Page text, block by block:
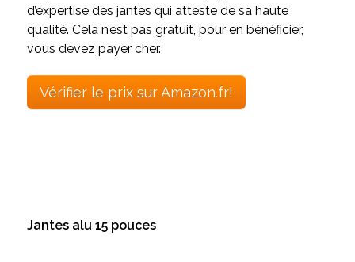
d’expertise des jantes qui atteste de sa haute
qualité. Cela n’est pas gratuit, pour en bénéficier,
vous devez payer cher.
Vérifier le prix sur Amazon.fr!
Jantes alu 15 pouces